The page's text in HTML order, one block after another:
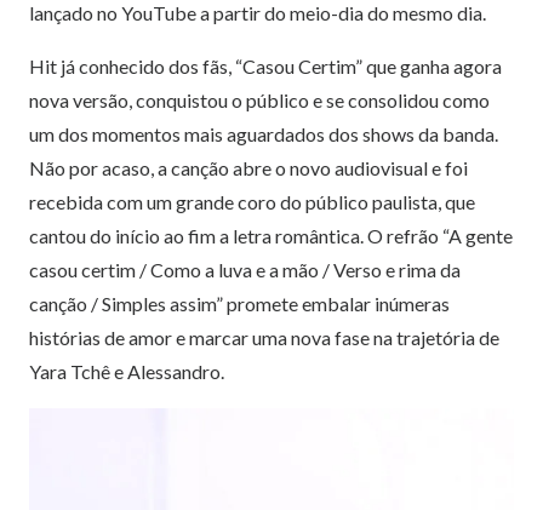
lançado no YouTube a partir do meio-dia do mesmo dia.
Hit já conhecido dos fãs, “Casou Certim” que ganha agora
nova versão, conquistou o público e se consolidou como
um dos momentos mais aguardados dos shows da banda.
Não por acaso, a canção abre o novo audiovisual e foi
recebida com um grande coro do público paulista, que
cantou do início ao fim a letra romântica. O refrão “A gente
casou certim / Como a luva e a mão / Verso e rima da
canção / Simples assim” promete embalar inúmeras
histórias de amor e marcar uma nova fase na trajetória de
Yara Tchê e Alessandro.